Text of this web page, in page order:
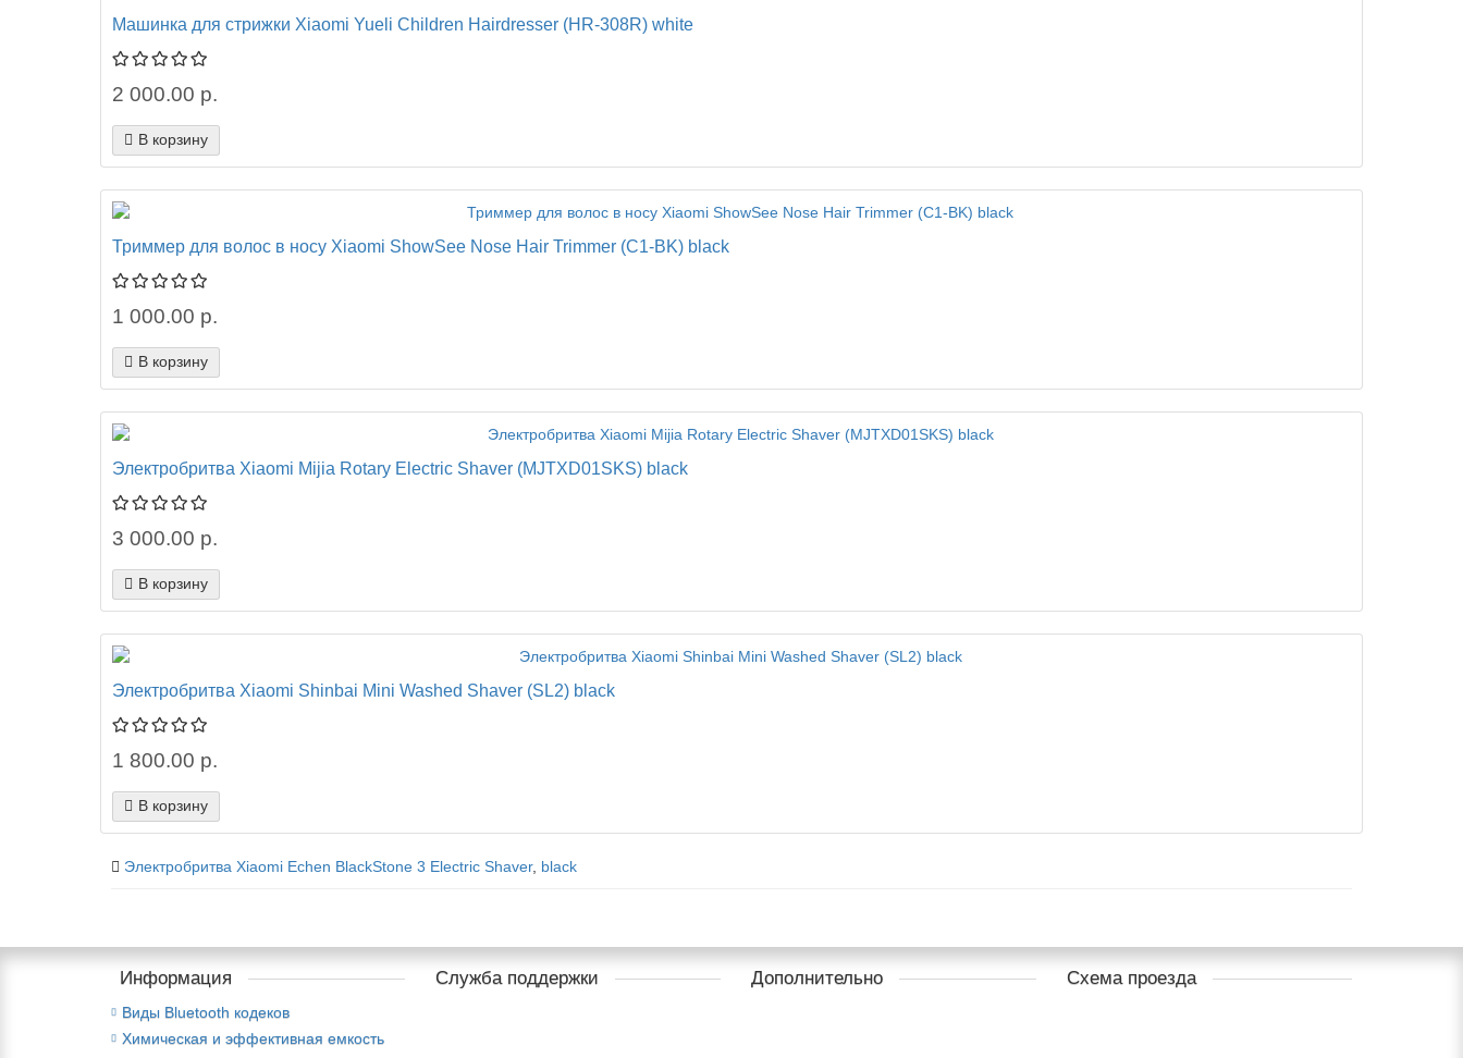
Машинка для стрижки Xiaomi Yueli Children Hairdresser (HR-308R) white
2 000.00 р.
В корзину
Триммер для волос в носу Xiaomi ShowSee Nose Hair Trimmer (C1-BK) black
1 000.00 р.
В корзину
Электробритва Xiaomi Mijia Rotary Electric Shaver (MJTXD01SKS) black
3 000.00 р.
В корзину
Электробритва Xiaomi Shinbai Mini Washed Shaver (SL2) black
1 800.00 р.
В корзину
Электробритва Xiaomi Echen BlackStone 3 Electric Shaver, black
Информация
Виды Bluetooth кодеков
Химическая и эффективная емкость
Служба поддержки Дополнительно Схема проезда